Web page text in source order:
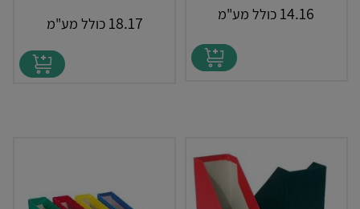
14.16 כולל מע"מ 18.17 כולל מע"מ